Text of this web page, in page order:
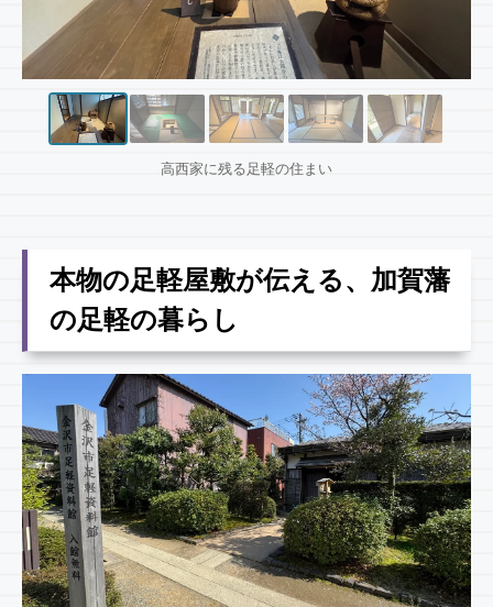
高西家に残る足軽の住まい
本物の足軽屋敷が伝える、加賀藩
の足軽の暮らし